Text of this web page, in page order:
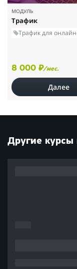
МОДУЛЬ
Трафик
Трафик для
8 000 ₽/мес.
Далее
Другие курсы